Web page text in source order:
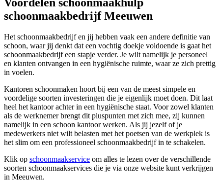
Voordelen schoonmaakhulp
schoonmaakbedrijf Meeuwen
Het schoonmaakbedrijf en jij hebben vaak een andere definitie van
schoon, waar jij denkt dat een vochtig doekje voldoende is gaat het
schoonmaakbedrijf een stapje verder. Je wilt namelijk je personeel
en klanten ontvangen in een hygiënische ruimte, waar ze zich prettig
in voelen.
Kantoren schoonmaken hoort bij een van de meest simpele en
voordelige soorten investeringen die je eigenlijk moet doen. Dit laat
heel het kantoor achter in een hygiënische staat. Voor zowel klanten
als de werknemer brengt dit pluspunten met zich mee, zij kunnen
namelijk in een schoon kantoor werken. Als jij jezelf of je
medewerkers niet wilt belasten met het poetsen van de werkplek is
het slim om een professioneel schoonmaakbedrijf in te schakelen.
Klik op schoonmaakservice om alles te lezen over de verschillende
soorten schoonmaakservices die je via onze website kunt verkrijgen
in Meeuwen.